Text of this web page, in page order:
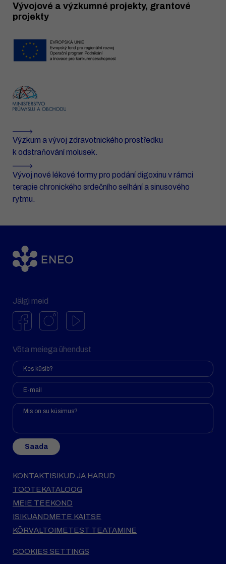
Vývojové a výzkumné projekty, grantové
projekty
Výzkum a vývoj zdravotnického prostředku
k odstraňování molusek.
Vývoj nové lékové formy pro podání digoxinu v rámci
terapie chronického srdečního selhání a sinusového
rytmu.
Jälgi meid
Võta meiega ühendust
Saada
KONTAKTISIKUD JA HARUD
TOOTEKATALOOG
MEIE TEEKOND
ISIKUANDMETE KAITSE
KÕRVALTOIMETEST TEATAMINE
COOKIES SETTINGS